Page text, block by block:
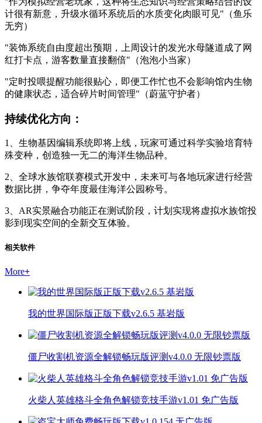
计很有新意，升级水循环系统后的水质变化肉眼可见"（鱼乐
无穷）
"装饰系统自由度超出预期，上周设计的发光水母隧道成了网
红打卡点，游客数量直接翻倍"（泡泡小当家）
"定时投喂提醒功能很贴心，即便工作忙也不会影响馆内生物
的健康状态，适合碎片时间管理"（蔚蓝守护者）
持续优化方向：
1、生物基因编辑系统即将上线，玩家可通过科学实验培育特
殊变种，创造独一无二的海洋生物品种。
2、全球水族馆联赛模式开发中，未来可与各地玩家进行经营
数据比拼，争夺年度最佳海洋公园称号。
3、AR实景融合功能正在测试阶段，计划实现将虚拟水族馆投
影到现实空间的全新交互体验。
相关软件
More+
我的世界国际版正版下载v2.6.5 基岩版
僵尸收割机资源全解锁畅玩版评测v4.0.0 无限钞票版
火柴人英雄格斗全角色解锁竞技手游v1.01 免广告版